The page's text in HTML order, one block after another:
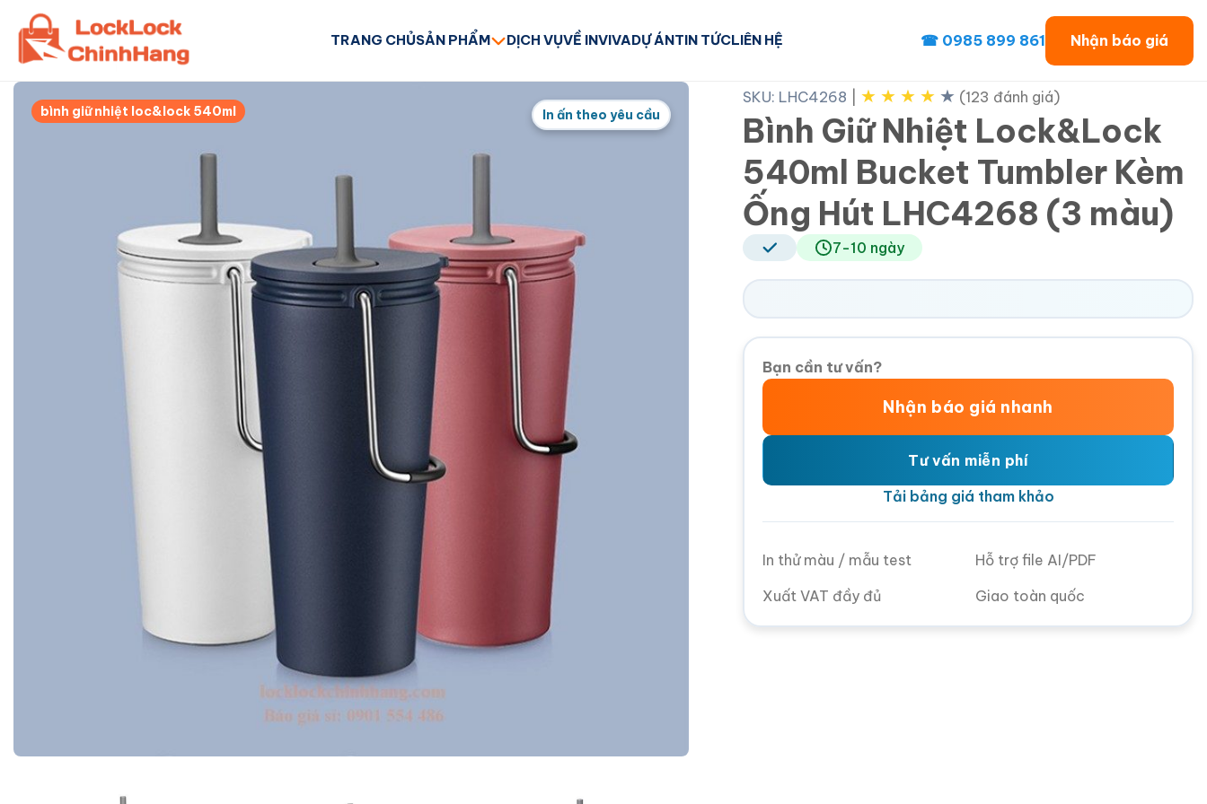
content
TRANG CHỦSẢN PHẨM DỊCH VỤVỀ INVIVADỰ ÁNTIN TỨCLIÊN HỆ ☎ 0985 899 861 Nhận báo giá
bình giữ nhiệt loc&lock 540ml In ấn theo yêu cầu
SKU: LHC4268 ★ ★ ★ ★ ★ (123 đánh giá)
Bình Giữ Nhiệt Lock&Lock
540ml Bucket Tumbler Kèm
Ống Hút LHC4268 (3 màu)
7-10 ngày
Bạn cần tư vấn?
Nhận báo giá nhanh
Tư vấn miễn phí
Tải bảng giá tham khảo
In thử màu / mẫu test
Hỗ trợ file AI/PDF
Xuất VAT đầy đủ
Giao toàn quốc